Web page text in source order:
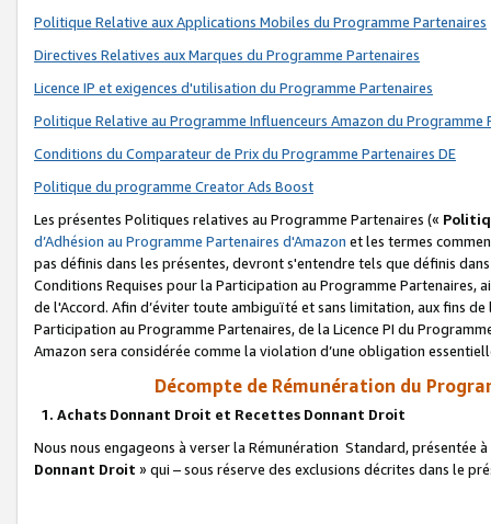
Politique Relative aux Applications Mobiles du Programme Partenaires
Directives Relatives aux Marques du Programme Partenaires
Licence IP et exigences d'utilisation du Programme Partenaires
Politique Relative au Programme Influenceurs Amazon du Programme
Conditions du Comparateur de Prix du Programme Partenaires DE
Politique du programme Creator Ads Boost
Les présentes Politiques relatives au Programme Partenaires («
d’Adhésion au Programme Partenaires d'Amazon et les termes
pas définis dans les présentes, devront s'entendre tels que définis
Conditions Requises pour la Participation au Programme Partenaires,
de l'Accord. Afin d’éviter toute ambiguïté et sans limitation, aux fins
Participation au Programme Partenaires, de la Licence PI du
Amazon sera considérée comme la violation d’une obligation
Décompte de Rémunération du
1. Achats Donnant Droit et Recettes Donnant Droit
Nous nous engageons à verser la Rémunération Standard, présentée
Donnant Droit » qui – sous réserve des exclusions décrites dans le